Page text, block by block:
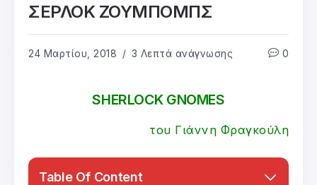
ΣΕΡΛΟΚ ΖΟΥΜΠΟΜΠΣ
24 Μαρτίου, 2018 3 Λεπτά ανάγνωσης 0
SHERLOCK GNOMES
του Γιάννη Φραγκούλη
Table Of Content